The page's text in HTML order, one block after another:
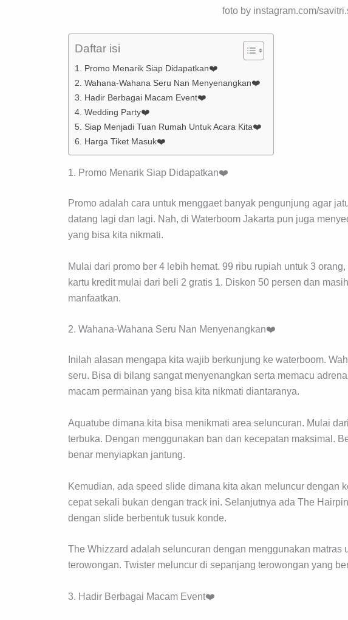
foto by instagram.com/
Daftar isi
1. Promo Menarik Siap Didapatkan❤️
2. Wahana-Wahana Seru Nan Menyenangkan❤️
3. Hadir Berbagai Macam Event❤️
4. Wedding Party❤️
5. Siap Menjadi Tuan Rumah Untuk Acara Kita❤️
6. Harga Tiket Masuk❤️
1. Promo Menarik Siap Didapatkan❤️
Promo adalah cara untuk menggaet banyak pengunjung agar
datang lagi dan lagi. Nah, di Waterboom Jakarta pun juga
yang bisa kita nikmati.
Mulai dari promo ber 4 lebih hemat. 99 ribu rupiah untuk 3
kartu kredit mulai dari beli 2 gratis 1. Diskon 50 persen dan
manfaatkan.
2. Wahana-Wahana Seru Nan Menyenangkan❤️
Inilah alasan mengapa kita wajib berkunjung ke waterboom.
seru. Bisa di bilang sangat menyenangkan serta memacu
macam permainan yang bisa kita nikmati diantaranya.
Aquatube dimana kita bisa menikmati area seluncuran. Mulai
terbuka. Dengan menggunakan ban dan kecepatan maksimal.
benar menyiapkan jantung.
Kemudian, ada speed slide dimana kita akan meluncur dengan
cepat sekali bukan dengan track ini. Selanjutnya ada The
dengan slide berbentuk tusuk konde.
The Whizzard adalah seluncuran dengan menggunakan matras
terowongan. Twister meluncur di sepanjang terowongan yang
3. Hadir Berbagai Macam Event❤️